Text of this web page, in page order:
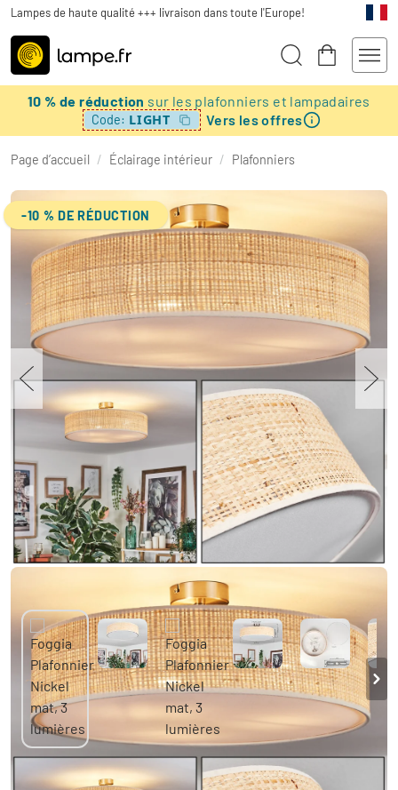
Lampes de haute qualité +++ livraison dans toute l'Europe!
10 % de réduction sur les plafonniers et lampadaires
Code: LIGHT Vers les offres
Page d’accueil / Éclairage intérieur / Plafonniers
-10 % DE RÉDUCTION
Foggia Plafonnier Nickel mat, 3 lumières